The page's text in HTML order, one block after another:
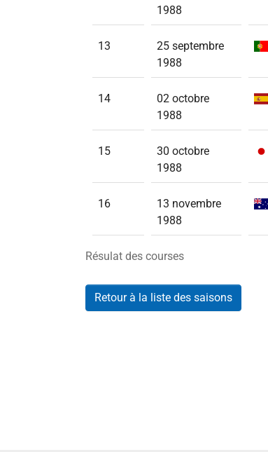
Résulat des courses
1988
13
25 septembre
1988
14
02 octobre
1988
15
30 octobre
1988
16
13 novembre
1988
Retour à la liste des saisons